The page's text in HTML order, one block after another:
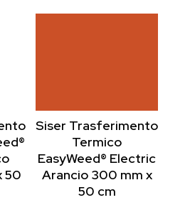
50
Siser Trasferimento
Termico
EasyWeed® Electric
Arancio 300 mm x
50 cm